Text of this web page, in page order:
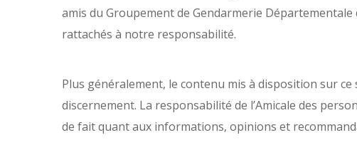
amis du Groupement de Gendarmerie
rattachés à notre responsabilité.
Plus généralement, le contenu mis à disposition sur
discernement. La responsabilité de l’Amicale des
de fait quant aux informations, opinions et